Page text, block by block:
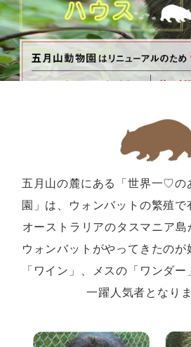
五月山の麓にある「世界一♡の
園」は、ウォンバットの繁殖で
オーストラリアのタスマニア
ウォンバットがやってきたの
「ワイン」、メスの「ワンダー
一躍人気者となりま